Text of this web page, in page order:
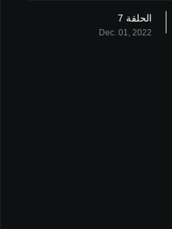
الحلقة 7
Dec. 01, 2022